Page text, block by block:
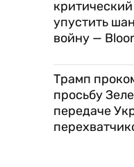
упустить
войну —
Трамп
просьбу
передаче